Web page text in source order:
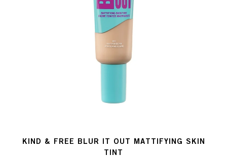
KIND & FREE BLUR IT OUT MATTIFYING SKIN
TINT